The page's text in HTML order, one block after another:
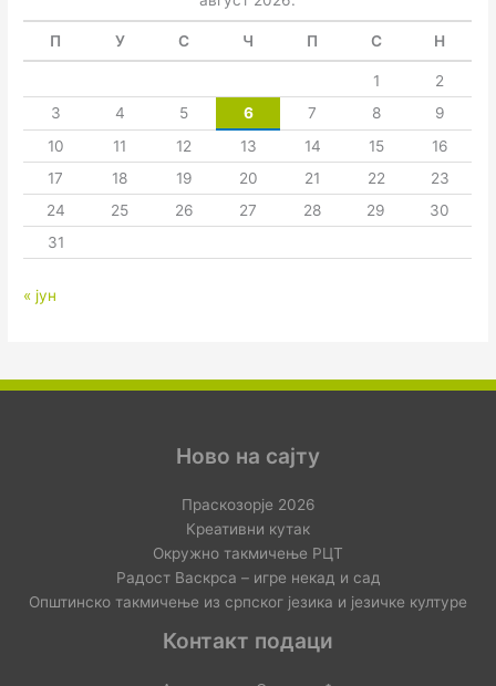
П У С Ч П С Н
1
2
3
4 5 6 7 8
9
10
11 12 13 14 15
16
17
18 19 20 21 22
23
24
25 26 27 28 29
30
31
« јун
Ново на сајту
Праскозорје 2026
Креативни кутак
Окружно такмичење РЦТ
Радост Васкрса – игре некад и сад
Општинско такмичење из српског језика и језичке културе
Контакт подаци